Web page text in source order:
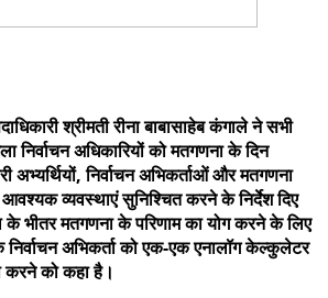
श्रीमती रीना बाबासाहेब कंगाले ने सभी
निर्वाचन अधिकारियों को मतगणना के दिन
अभ्यर्थियों, निर्वाचन अभिकर्ताओं और मतगणना
व्यवस्थाएं सुनिश्चित करने के निर्देश दिए
के भीतर मतगणना के परिणाम का योग करने के लिए
अभिकर्ता को एक-एक एनालॉग केल्कुलेटर
करने को कहा है।